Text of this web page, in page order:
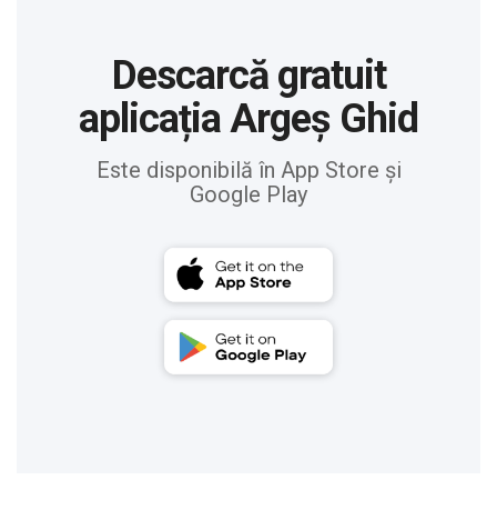
Descarcă gratuit
aplicația Argeș Ghid
Este disponibilă în App Store și
Google Play